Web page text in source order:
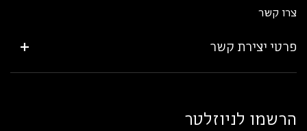
צרו קשר
פרטי יצירת קשר
הרשמו לניוזלטר